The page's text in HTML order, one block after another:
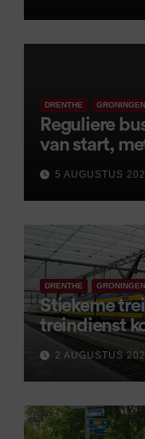
DRENTHE GRONINGEN
Reguliere
van start,
5 AUGUSTUS
DRENTHE GRONINGEN
Stiekeme
treindienst
2 AUGUSTUS